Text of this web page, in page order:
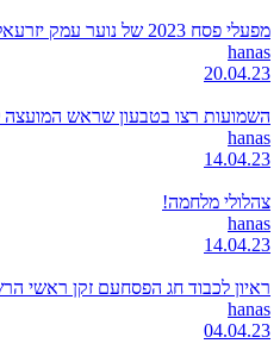
מפעלי פסח 2023 של נוער עמק יזרעאל
hanas
20.04.23
השמועות רצו בטבעון שראש המועצה
hanas
14.04.23
צהלולי מלחמה!
hanas
14.04.23
ראיון לכבוד חג הפסחעם זקן ראשי
hanas
04.04.23